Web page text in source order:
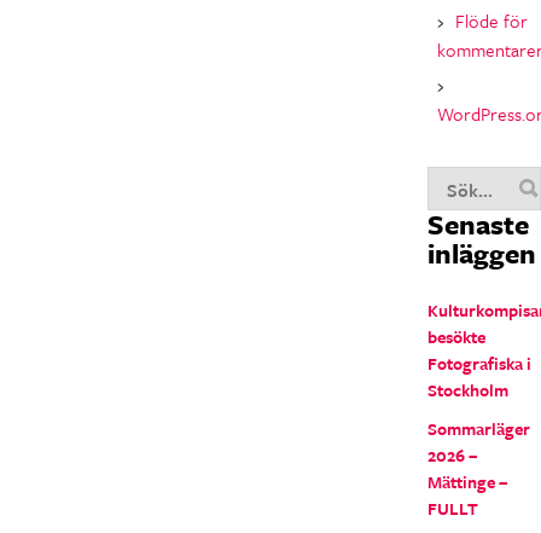
Flöde för
Senaste
inläggen
besökte
Fotografiska i
Stockholm
Sommarläger
2026 –
Mättinge –
FULLT